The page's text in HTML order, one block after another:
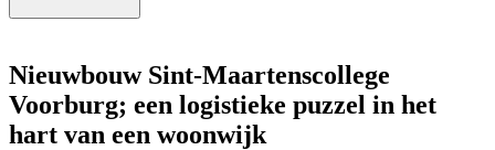
Nieuwbouw Sint-Maartenscollege
Voorburg; een logistieke puzzel in het
hart van een woonwijk